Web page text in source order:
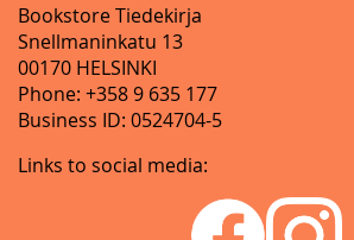
Bookstore Tiedekirja
Snellmaninkatu 13
00170 HELSINKI
Phone: +358 9 635 177
Business ID: 0524704-5
Links to social media: